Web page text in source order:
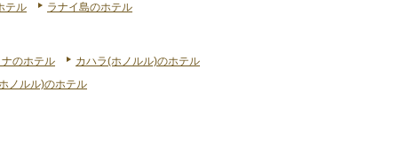
テル ラナイ島のホテル
のホテル
カハラ(ホノルル)のホテル
ノルル)のホテル